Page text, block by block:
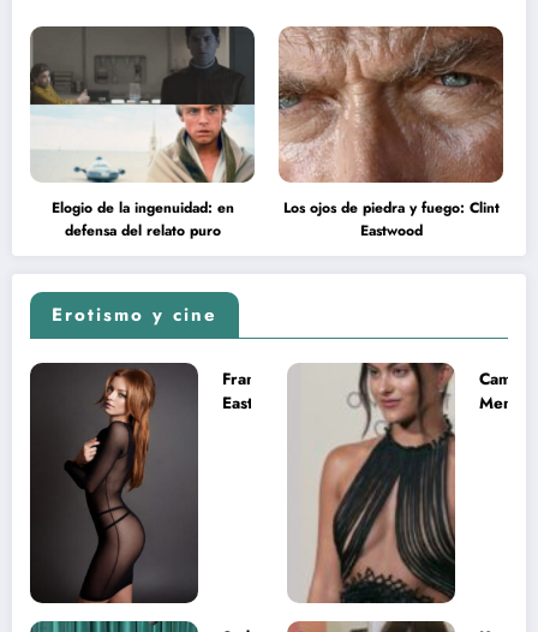
Elogio de la ingenuidad: en
defensa del relato puro
Los ojos de piedra y fuego: Clint
Eastwood
Erotismo y cine
Francesca
Eastwood y
Camila
Mendes